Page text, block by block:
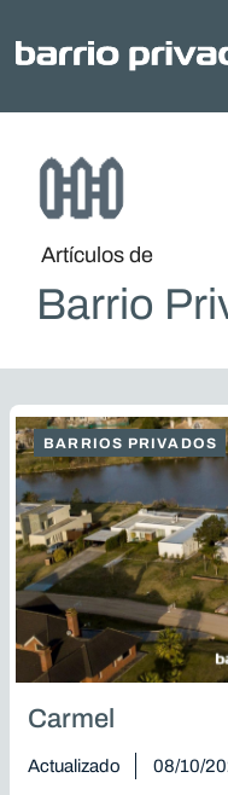
Artículos de
Barrio
BARRIOS PRIVADOS
Carmel
Actualizado 08/10/